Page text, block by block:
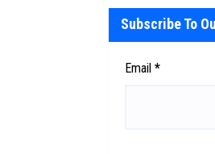
Subscribe To
Email *